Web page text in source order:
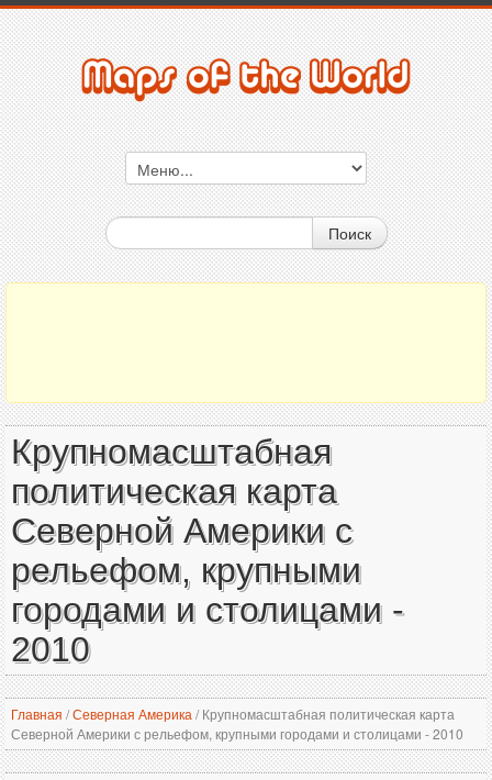
Поиск
Крупномасштабная
политическая карта
Северной Америки с
рельефом, крупными
городами и столицами -
2010
Главная /Северная Америка /Крупномасштабная политическая карта
Северной Америки с рельефом, крупными городами и столицами - 2010